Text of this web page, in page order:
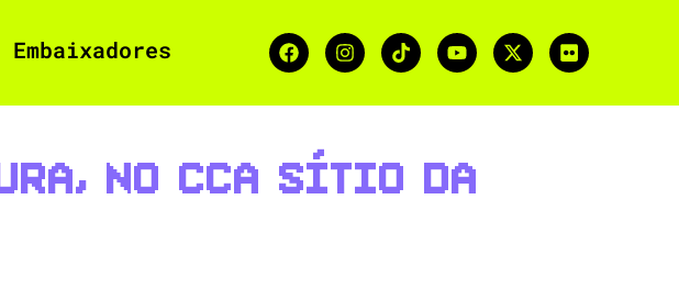
Embaixadores
no CCA Sítio da